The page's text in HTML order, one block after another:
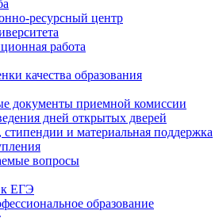
ресурсный центр
работа
качества образования
документы приемной комиссии
дней открытых дверей
и материальная поддержка
вопросы
к ЕГЭ
образование